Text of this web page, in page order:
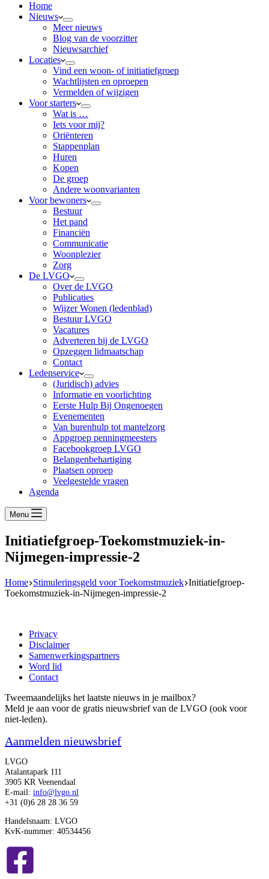
Home
Nieuws
Meer nieuws
Blog van de voorzitter
Nieuwsarchief
Locaties
Vind een woon- of initiatiefgroep
Wachtlijsten en oproepen
Vermelden of wijzigen
Voor starters
Wat is …
Iets voor mij?
Oriënteren
Stappenplan
Huren
Kopen
De groep
Andere woonvarianten
Voor bewoners
Bestuur
Het pand
Financiën
Communicatie
Woonplezier
Zorg
De LVGO
Over de LVGO
Publicaties
Wijzer Wonen (ledenblad)
Bestuur LVGO
Vacatures
Adverteren bij de LVGO
Opzeggen lidmaatschap
Contact
Ledenservice
(Juridisch) advies
Informatie en voorlichting
Eerste Hulp Bij Ongenoegen
Evenementen
Van burenhulp tot mantelzorg
Appgroep penningmeesters
Facebookgroep LVGO
Belangenbehartiging
Plaatsen oproep
Veelgestelde vragen
Agenda
Menu
Initiatiefgroep-Toekomstmuziek-in-
Nijmegen-impressie-2
Home Stimuleringsgeld voor Toekomstmuziek Initiatiefgroep-
Toekomstmuziek-in-Nijmegen-impressie-2
Privacy
Disclaimer
Samenwerkingspartners
Word lid
Contact
Tweemaandelijks het laatste nieuws in je mailbox?
Meld je aan voor de gratis nieuwsbrief van de LVGO (ook voor
niet-leden).
Aanmelden nieuwsbrief
LVGO
Atalantapark 111
3905 KR Veenendaal
E-mail: info@lvgo.nl
+31 (0)6 28 28 36 59
Handelsnaam: LVGO
KvK-nummer: 40534456